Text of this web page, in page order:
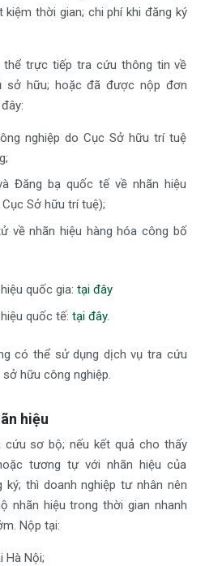
kiệm thời gian; chi phí khi đăng ký
thể trực tiếp tra cứu thông tin về
sở hữu; hoặc đã được nộp đơn
nghiệp do Cục Sở hữu trí tuệ
Đăng bạ quốc tế về nhãn hiệu
Sở hữu trí tuệ);
về nhãn hiệu hàng hóa công bố
quốc gia: tại đây
quốc tế: tại đây.
có thể sử dụng dịch vụ tra cứu
hữu công nghiệp.
hiệu
cứu sơ bộ; nếu kết quả cho thấy
tương tự với nhãn hiệu của
thì doanh nghiệp tư nhân nên
nhãn hiệu trong thời gian nhanh
Nộp tại:
Hà Nội;